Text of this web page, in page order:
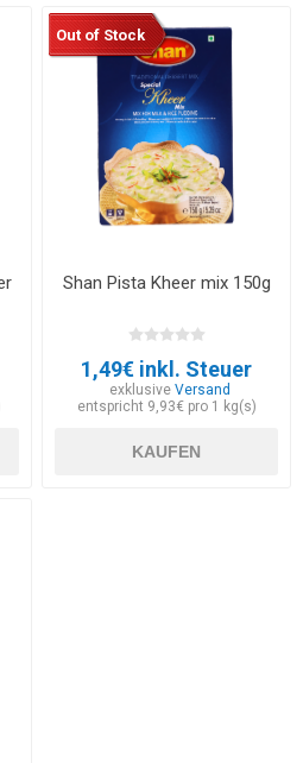
Out of Stock
Shan Pista Kheer mix 150g
1,49€ inkl. Steuer
exklusive Versand
entspricht 9,93€ pro 1 kg(s)
KAUFEN